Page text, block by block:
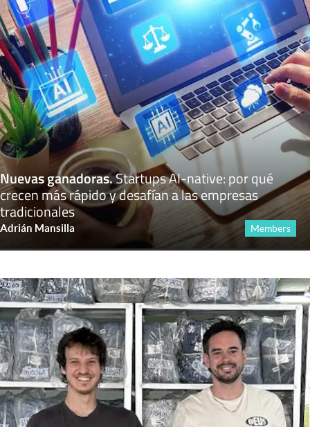
Nuevas ganadoras.Startups AI-native: por qué
crecen más rápido y desafían a las empresas
tradicionales
Adrián Mansilla Members